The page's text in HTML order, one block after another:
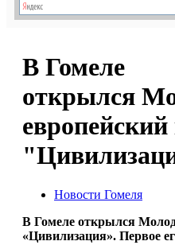
В Гомеле
открылся
европейский
Новости Гомеля
В Гомеле открылся
«Цивилизация». Первое